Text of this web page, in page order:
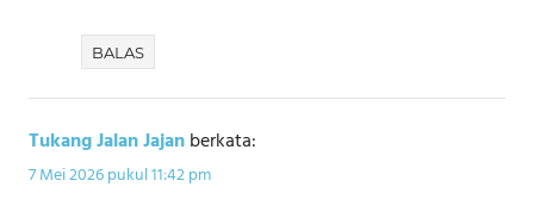
BALAS
Tukang Jalan Jajanberkata:
7 Mei 2026 pukul 11:42 pm